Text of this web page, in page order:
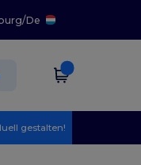
/De
gestalten!